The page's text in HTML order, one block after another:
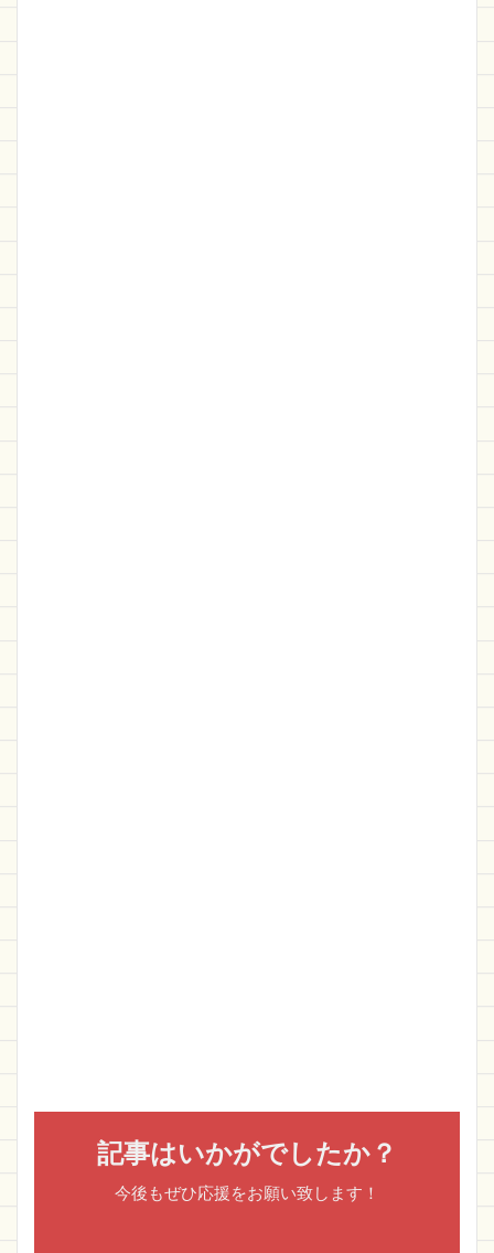
記事はいかがでしたか？
今後もぜひ応援をお願い致します！